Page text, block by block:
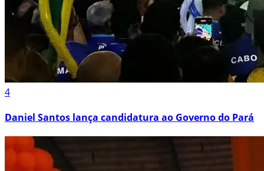
4
Daniel Santos lança candidatura ao Governo do Pará